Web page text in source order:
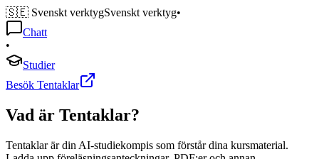
🇸🇪 Svenskt verktygSvenskt verktyg•
Chatt
•
Studier
Besök Tentaklar
Vad är Tentaklar?
Tentaklar är din AI-studiekompis som förstår dina kursmaterial.